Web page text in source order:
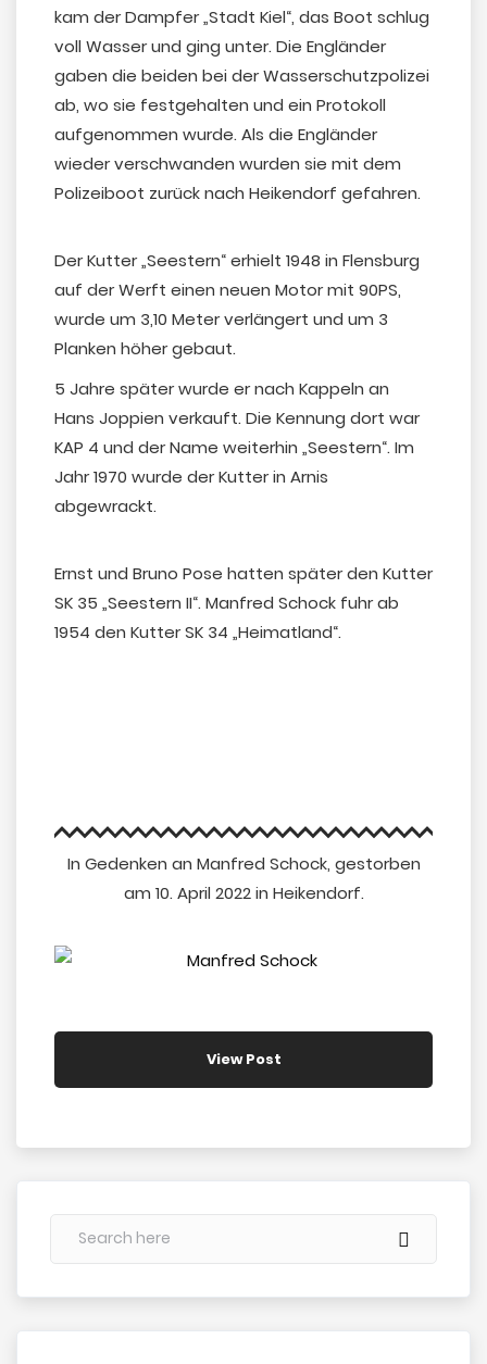
kam der Dampfer „Stadt Kiel“, das Boot schlug
voll Wasser und ging unter. Die Engländer
gaben die beiden bei der Wasserschutzpolizei
ab, wo sie festgehalten und ein Protokoll
aufgenommen wurde. Als die Engländer
wieder verschwanden wurden sie mit dem
Polizeiboot zurück nach Heikendorf gefahren.
Der Kutter „Seestern“ erhielt 1948 in Flensburg
auf der Werft einen neuen Motor mit 90PS,
wurde um 3,10 Meter verlängert und um 3
Planken höher gebaut.
5 Jahre später wurde er nach Kappeln an
Hans Joppien verkauft. Die Kennung dort war
KAP 4 und der Name weiterhin „Seestern“. Im
Jahr 1970 wurde der Kutter in Arnis
abgewrackt.
Ernst und Bruno Pose hatten später den Kutter
SK 35 „Seestern II“. Manfred Schock fuhr ab
1954 den Kutter SK 34 „Heimatland“.
In Gedenken an Manfred Schock, gestorben
am 10. April 2022 in Heikendorf.
View Post